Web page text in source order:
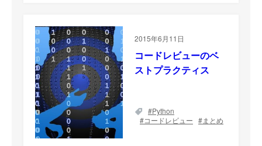
2015年6月11日
コードレビューのベ
ストプラクティス
Python
コードレビュー
まとめ